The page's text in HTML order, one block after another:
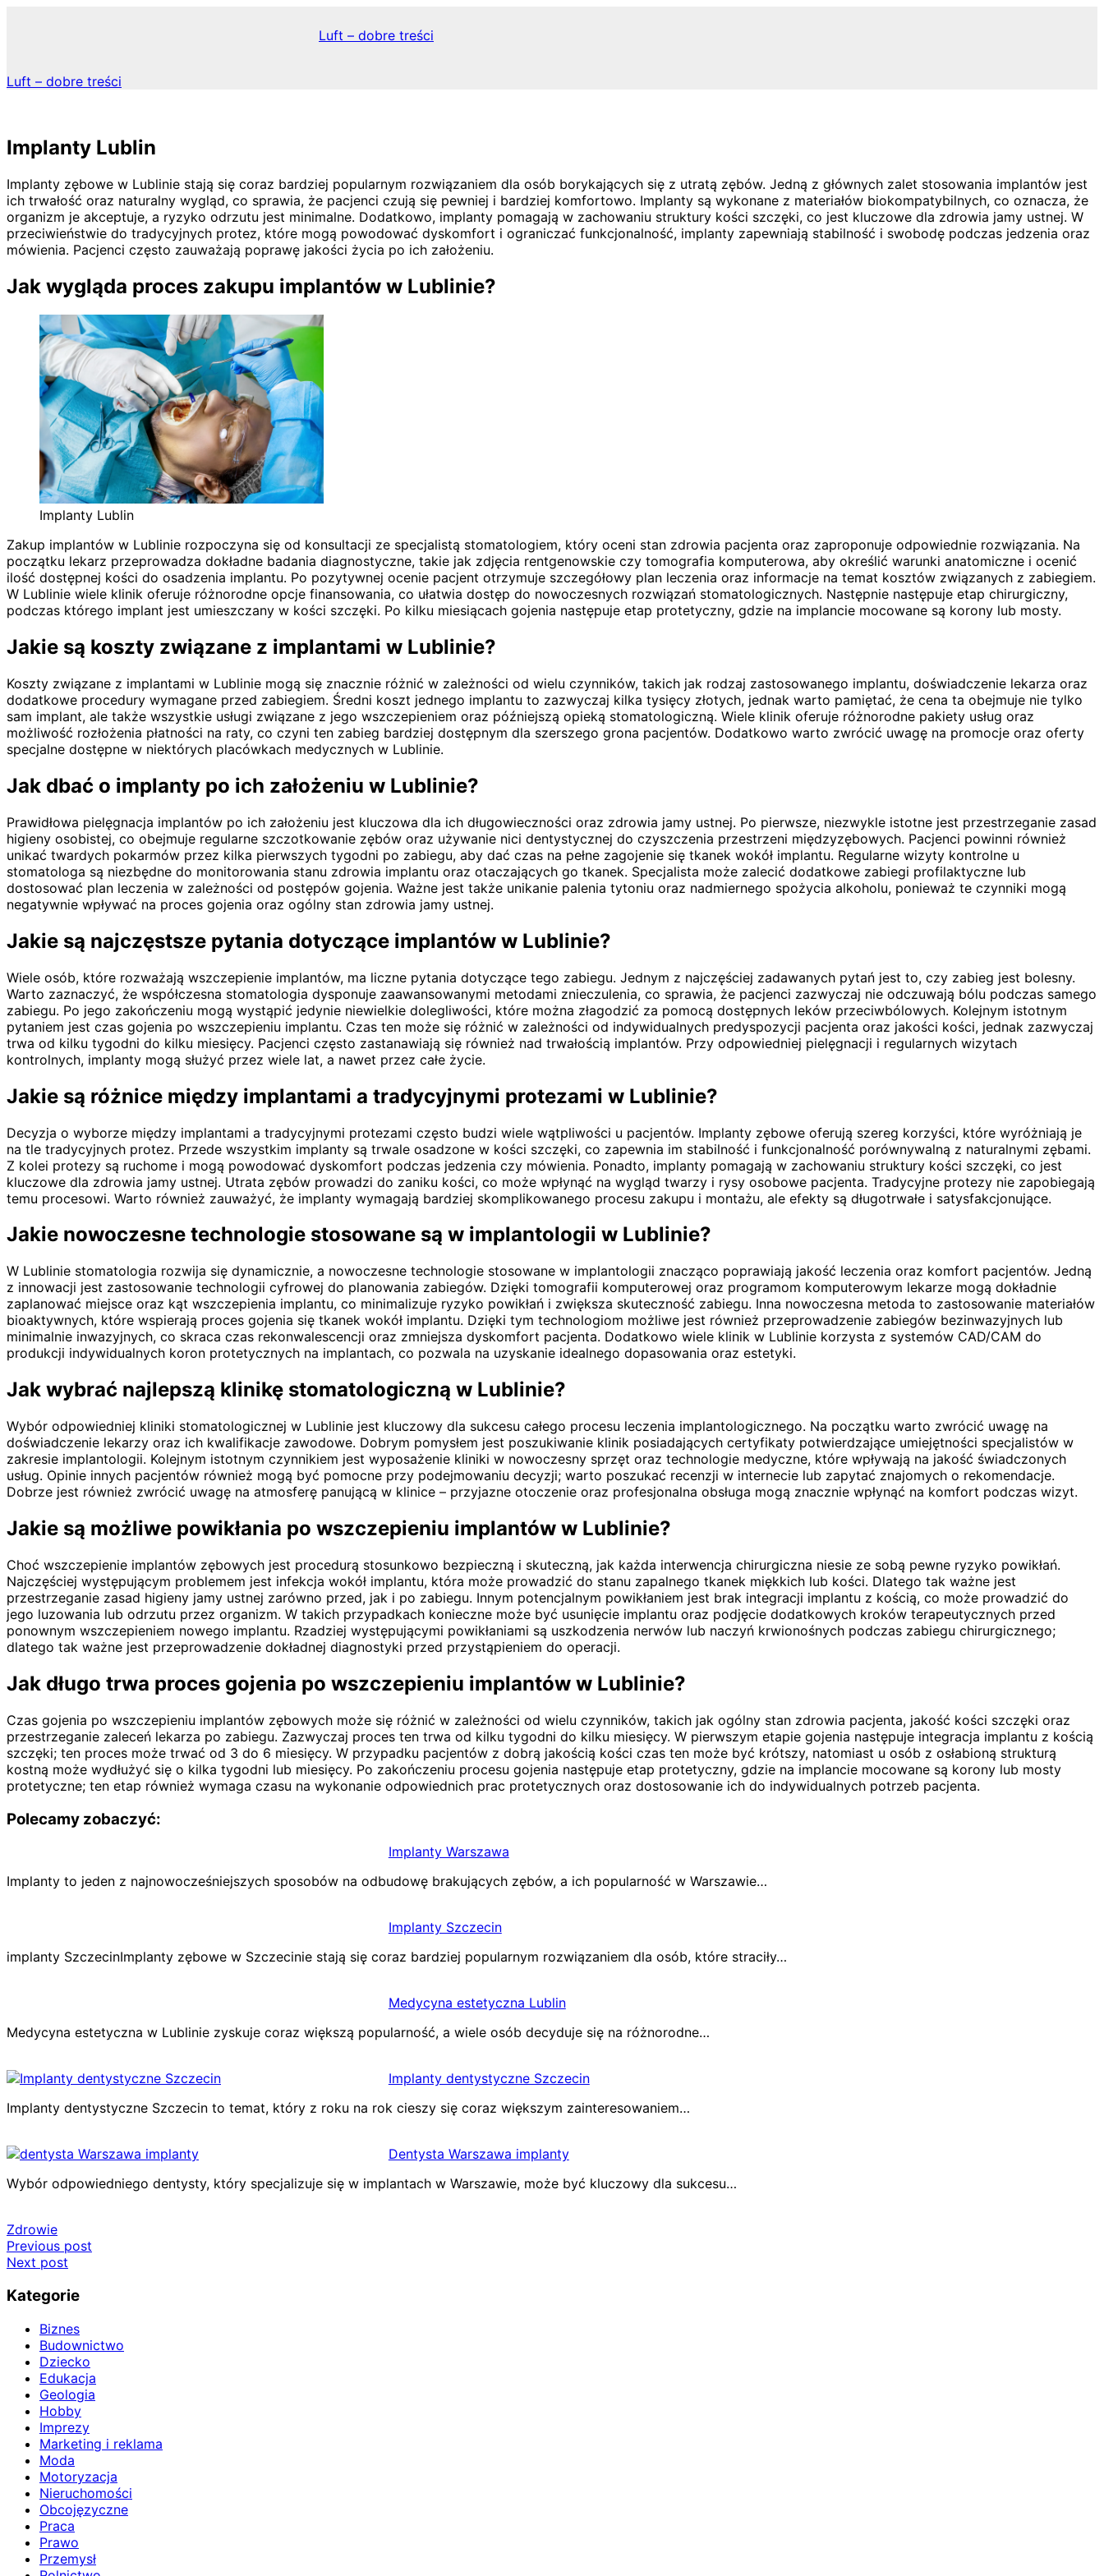
Luft – dobre treści
Luft – dobre treści
Implanty Lublin
Implanty zębowe w Lublinie stają się coraz bardziej popularnym rozwiązaniem dla osób borykających się z utratą zębów. Jedną z głównych zalet stosowania implantów jest
ich trwałość oraz naturalny wygląd, co sprawia, że pacjenci czują się pewniej i bardziej komfortowo. Implanty są wykonane z materiałów biokompatybilnych, co oznacza, że
organizm je akceptuje, a ryzyko odrzutu jest minimalne. Dodatkowo, implanty pomagają w zachowaniu struktury kości szczęki, co jest kluczowe dla zdrowia jamy ustnej. W
przeciwieństwie do tradycyjnych protez, które mogą powodować dyskomfort i ograniczać funkcjonalność, implanty zapewniają stabilność i swobodę podczas jedzenia oraz
mówienia. Pacjenci często zauważają poprawę jakości życia po ich założeniu.
Jak wygląda proces zakupu implantów w Lublinie?
Implanty Lublin
Zakup implantów w Lublinie rozpoczyna się od konsultacji ze specjalistą stomatologiem, który oceni stan zdrowia pacjenta oraz zaproponuje odpowiednie rozwiązania. Na
początku lekarz przeprowadza dokładne badania diagnostyczne, takie jak zdjęcia rentgenowskie czy tomografia komputerowa, aby określić warunki anatomiczne i ocenić
ilość dostępnej kości do osadzenia implantu. Po pozytywnej ocenie pacjent otrzymuje szczegółowy plan leczenia oraz informacje na temat kosztów związanych z zabiegiem.
W Lublinie wiele klinik oferuje różnorodne opcje finansowania, co ułatwia dostęp do nowoczesnych rozwiązań stomatologicznych. Następnie następuje etap chirurgiczny,
podczas którego implant jest umieszczany w kości szczęki. Po kilku miesiącach gojenia następuje etap protetyczny, gdzie na implancie mocowane są korony lub mosty.
Jakie są koszty związane z implantami w Lublinie?
Koszty związane z implantami w Lublinie mogą się znacznie różnić w zależności od wielu czynników, takich jak rodzaj zastosowanego implantu, doświadczenie lekarza oraz
dodatkowe procedury wymagane przed zabiegiem. Średni koszt jednego implantu to zazwyczaj kilka tysięcy złotych, jednak warto pamiętać, że cena ta obejmuje nie tylko
sam implant, ale także wszystkie usługi związane z jego wszczepieniem oraz późniejszą opieką stomatologiczną. Wiele klinik oferuje różnorodne pakiety usług oraz
możliwość rozłożenia płatności na raty, co czyni ten zabieg bardziej dostępnym dla szerszego grona pacjentów. Dodatkowo warto zwrócić uwagę na promocje oraz oferty
specjalne dostępne w niektórych placówkach medycznych w Lublinie.
Jak dbać o implanty po ich założeniu w Lublinie?
Prawidłowa pielęgnacja implantów po ich założeniu jest kluczowa dla ich długowieczności oraz zdrowia jamy ustnej. Po pierwsze, niezwykle istotne jest przestrzeganie zasad
higieny osobistej, co obejmuje regularne szczotkowanie zębów oraz używanie nici dentystycznej do czyszczenia przestrzeni międzyzębowych. Pacjenci powinni również
unikać twardych pokarmów przez kilka pierwszych tygodni po zabiegu, aby dać czas na pełne zagojenie się tkanek wokół implantu. Regularne wizyty kontrolne u
stomatologa są niezbędne do monitorowania stanu zdrowia implantu oraz otaczających go tkanek. Specjalista może zalecić dodatkowe zabiegi profilaktyczne lub
dostosować plan leczenia w zależności od postępów gojenia. Ważne jest także unikanie palenia tytoniu oraz nadmiernego spożycia alkoholu, ponieważ te czynniki mogą
negatywnie wpływać na proces gojenia oraz ogólny stan zdrowia jamy ustnej.
Jakie są najczęstsze pytania dotyczące implantów w Lublinie?
Wiele osób, które rozważają wszczepienie implantów, ma liczne pytania dotyczące tego zabiegu. Jednym z najczęściej zadawanych pytań jest to, czy zabieg jest bolesny.
Warto zaznaczyć, że współczesna stomatologia dysponuje zaawansowanymi metodami znieczulenia, co sprawia, że pacjenci zazwyczaj nie odczuwają bólu podczas samego
zabiegu. Po jego zakończeniu mogą wystąpić jedynie niewielkie dolegliwości, które można złagodzić za pomocą dostępnych leków przeciwbólowych. Kolejnym istotnym
pytaniem jest czas gojenia po wszczepieniu implantu. Czas ten może się różnić w zależności od indywidualnych predyspozycji pacjenta oraz jakości kości, jednak zazwyczaj
trwa od kilku tygodni do kilku miesięcy. Pacjenci często zastanawiają się również nad trwałością implantów. Przy odpowiedniej pielęgnacji i regularnych wizytach
kontrolnych, implanty mogą służyć przez wiele lat, a nawet przez całe życie.
Jakie są różnice między implantami a tradycyjnymi protezami w Lublinie?
Decyzja o wyborze między implantami a tradycyjnymi protezami często budzi wiele wątpliwości u pacjentów. Implanty zębowe oferują szereg korzyści, które wyróżniają je
na tle tradycyjnych protez. Przede wszystkim implanty są trwale osadzone w kości szczęki, co zapewnia im stabilność i funkcjonalność porównywalną z naturalnymi zębami.
Z kolei protezy są ruchome i mogą powodować dyskomfort podczas jedzenia czy mówienia. Ponadto, implanty pomagają w zachowaniu struktury kości szczęki, co jest
kluczowe dla zdrowia jamy ustnej. Utrata zębów prowadzi do zaniku kości, co może wpłynąć na wygląd twarzy i rysy osobowe pacjenta. Tradycyjne protezy nie zapobiegają
temu procesowi. Warto również zauważyć, że implanty wymagają bardziej skomplikowanego procesu zakupu i montażu, ale efekty są długotrwałe i satysfakcjonujące.
Jakie nowoczesne technologie stosowane są w implantologii w Lublinie?
W Lublinie stomatologia rozwija się dynamicznie, a nowoczesne technologie stosowane w implantologii znacząco poprawiają jakość leczenia oraz komfort pacjentów. Jedną
z innowacji jest zastosowanie technologii cyfrowej do planowania zabiegów. Dzięki tomografii komputerowej oraz programom komputerowym lekarze mogą dokładnie
zaplanować miejsce oraz kąt wszczepienia implantu, co minimalizuje ryzyko powikłań i zwiększa skuteczność zabiegu. Inna nowoczesna metoda to zastosowanie materiałów
bioaktywnych, które wspierają proces gojenia się tkanek wokół implantu. Dzięki tym technologiom możliwe jest również przeprowadzenie zabiegów bezinwazyjnych lub
minimalnie inwazyjnych, co skraca czas rekonwalescencji oraz zmniejsza dyskomfort pacjenta. Dodatkowo wiele klinik w Lublinie korzysta z systemów CAD/CAM do
produkcji indywidualnych koron protetycznych na implantach, co pozwala na uzyskanie idealnego dopasowania oraz estetyki.
Jak wybrać najlepszą klinikę stomatologiczną w Lublinie?
Wybór odpowiedniej kliniki stomatologicznej w Lublinie jest kluczowy dla sukcesu całego procesu leczenia implantologicznego. Na początku warto zwrócić uwagę na
doświadczenie lekarzy oraz ich kwalifikacje zawodowe. Dobrym pomysłem jest poszukiwanie klinik posiadających certyfikaty potwierdzające umiejętności specjalistów w
zakresie implantologii. Kolejnym istotnym czynnikiem jest wyposażenie kliniki w nowoczesny sprzęt oraz technologie medyczne, które wpływają na jakość świadczonych
usług. Opinie innych pacjentów również mogą być pomocne przy podejmowaniu decyzji; warto poszukać recenzji w internecie lub zapytać znajomych o rekomendacje.
Dobrze jest również zwrócić uwagę na atmosferę panującą w klinice – przyjazne otoczenie oraz profesjonalna obsługa mogą znacznie wpłynąć na komfort podczas wizyt.
Jakie są możliwe powikłania po wszczepieniu implantów w Lublinie?
Choć wszczepienie implantów zębowych jest procedurą stosunkowo bezpieczną i skuteczną, jak każda interwencja chirurgiczna niesie ze sobą pewne ryzyko powikłań.
Najczęściej występującym problemem jest infekcja wokół implantu, która może prowadzić do stanu zapalnego tkanek miękkich lub kości. Dlatego tak ważne jest
przestrzeganie zasad higieny jamy ustnej zarówno przed, jak i po zabiegu. Innym potencjalnym powikłaniem jest brak integracji implantu z kością, co może prowadzić do
jego luzowania lub odrzutu przez organizm. W takich przypadkach konieczne może być usunięcie implantu oraz podjęcie dodatkowych kroków terapeutycznych przed
ponownym wszczepieniem nowego implantu. Rzadziej występującymi powikłaniami są uszkodzenia nerwów lub naczyń krwionośnych podczas zabiegu chirurgicznego;
dlatego tak ważne jest przeprowadzenie dokładnej diagnostyki przed przystąpieniem do operacji.
Jak długo trwa proces gojenia po wszczepieniu implantów w Lublinie?
Czas gojenia po wszczepieniu implantów zębowych może się różnić w zależności od wielu czynników, takich jak ogólny stan zdrowia pacjenta, jakość kości szczęki oraz
przestrzeganie zaleceń lekarza po zabiegu. Zazwyczaj proces ten trwa od kilku tygodni do kilku miesięcy. W pierwszym etapie gojenia następuje integracja implantu z kością
szczęki; ten proces może trwać od 3 do 6 miesięcy. W przypadku pacjentów z dobrą jakością kości czas ten może być krótszy, natomiast u osób z osłabioną strukturą
kostną może wydłużyć się o kilka tygodni lub miesięcy. Po zakończeniu procesu gojenia następuje etap protetyczny, gdzie na implancie mocowane są korony lub mosty
protetyczne; ten etap również wymaga czasu na wykonanie odpowiednich prac protetycznych oraz dostosowanie ich do indywidualnych potrzeb pacjenta.
Polecamy zobaczyć:
Implanty Warszawa
Implanty to jeden z najnowocześniejszych sposobów na odbudowę brakujących zębów, a ich popularność w Warszawie…
Implanty Szczecin
implanty SzczecinImplanty zębowe w Szczecinie stają się coraz bardziej popularnym rozwiązaniem dla osób, które straciły…
Medycyna estetyczna Lublin
Medycyna estetyczna w Lublinie zyskuje coraz większą popularność, a wiele osób decyduje się na różnorodne…
Implanty dentystyczne Szczecin
Implanty dentystyczne Szczecin to temat, który z roku na rok cieszy się coraz większym zainteresowaniem…
Dentysta Warszawa implanty
Wybór odpowiedniego dentysty, który specjalizuje się w implantach w Warszawie, może być kluczowy dla sukcesu…
Zdrowie
Nawigacja
wpisu
Previous post
Next post
Kategorie
Biznes
Budownictwo
Dziecko
Edukacja
Geologia
Hobby
Imprezy
Marketing i reklama
Moda
Motoryzacja
Nieruchomości
Obcojęzyczne
Praca
Prawo
Przemysł